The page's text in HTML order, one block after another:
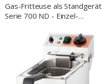
Gas-Fritteuse als Standgerät
Serie 700 ND - Einzel-
400x700x850 mm